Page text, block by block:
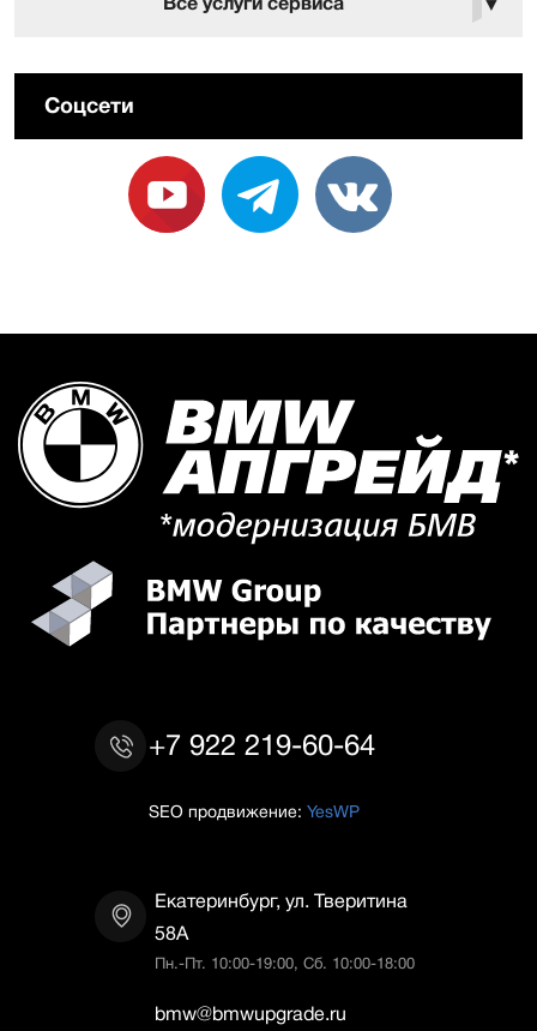
▼
Соцсети
+7 922 219-60-64
SEO продвижение: YesWP
Екатеринбург, ул. Тверитина
58А
Пн.-Пт. 10:00-19:00, Сб. 10:00-18:00
bmw@bmwupgrade.ru